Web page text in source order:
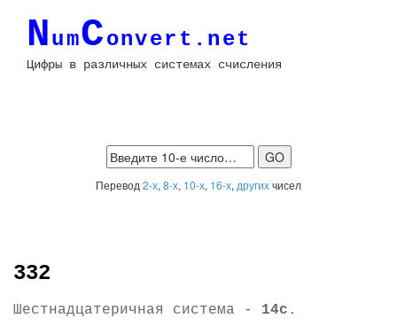
NumConvert.net
Цифры в различных системах счисления
Перевод 2-х, 8-х, 10-х, 16-х, другихчисел
332
Шестнадцатеричная система - 14c .